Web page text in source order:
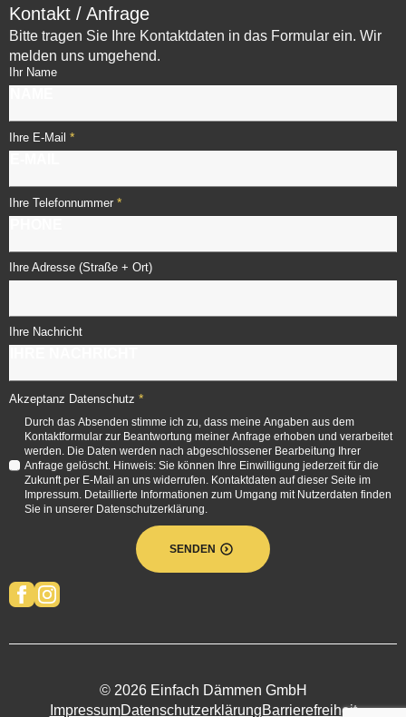
Kontakt / Anfrage
Bitte tragen Sie Ihre Kontaktdaten in das Formular ein. Wir
melden uns umgehend.
Ihr Name
Ihre E-Mail *
Ihre Telefonnummer *
Ihre Adresse (Straße + Ort)
Ihre Nachricht
Akzeptanz Datenschutz *
Durch das Absenden stimme ich zu, dass meine Angaben aus dem
Kontaktformular zur Beantwortung meiner Anfrage erhoben und verarbeitet
werden. Die Daten werden nach abgeschlossener Bearbeitung Ihrer
Anfrage gelöscht. Hinweis: Sie können Ihre Einwilligung jederzeit für die
Zukunft per E-Mail an uns widerrufen. Kontaktdaten auf dieser Seite im
Impressum. Detaillierte Informationen zum Umgang mit Nutzerdaten finden
Sie in unserer Datenschutzerklärung.
SENDEN
© 2026 Einfach Dämmen GmbH
ImpressumDatenschutzerklärungBarrierefreiheit